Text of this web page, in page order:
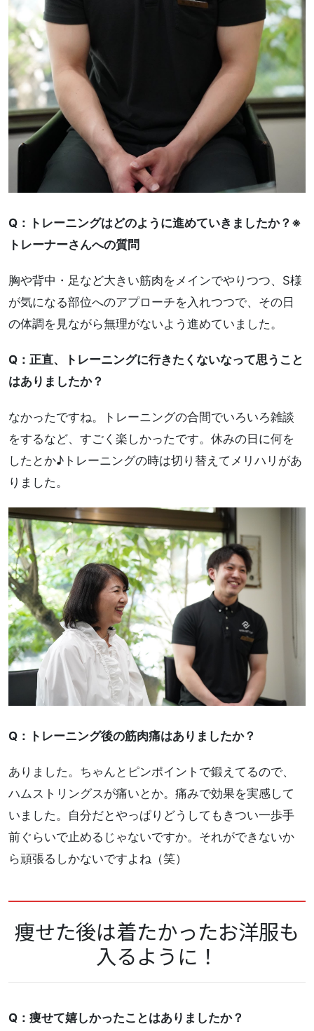
Q：トレーニングはどのように進めていきましたか？※
トレーナーさんへの質問
胸や背中・足など大きい筋肉をメインでやりつつ、S様
が気になる部位へのアプローチを入れつつで、その日
の体調を見ながら無理がないよう進めていました。
Q：正直、トレーニングに行きたくないなって思うこと
はありましたか？
なかったですね。トレーニングの合間でいろいろ雑談
をするなど、すごく楽しかったです。休みの日に何を
したとか♪トレーニングの時は切り替えてメリハリがあ
りました。
Q：トレーニング後の筋肉痛はありましたか？
ありました。ちゃんとピンポイントで鍛えてるので、
ハムストリングスが痛いとか。痛みで効果を実感して
いました。自分だとやっぱりどうしてもきつい一歩手
前ぐらいで止めるじゃないですか。それができないか
ら頑張るしかないですよね（笑）
痩せた後は着たかったお洋服も
入るように！
Q：痩せて嬉しかったことはありましたか？